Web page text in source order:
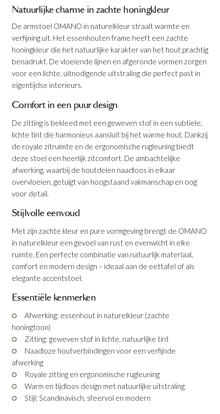
Natuurlijke charme in zachte honingkleur
De armstoel OMANO in naturelkleur straalt warmte en
verfijning uit. Het essenhouten frame heeft een zachte
honingkleur die het natuurlijke karakter van het hout prachtig
benadrukt. De vloeiende lijnen en afgeronde vormen zorgen
voor een lichte, uitnodigende uitstraling die perfect past in
eigentijdse interieurs.
Comfort in een puur design
De zitting is bekleed met een geweven stof in een subtiele,
lichte tint die harmonieus aansluit bij het warme hout. Dankzij
de royale zitruimte en de ergonomische rugleuning biedt
deze stoel een heerlijk zitcomfort. De ambachtelijke
afwerking, waarbij de houtdelen naadloos in elkaar
overvloeien, getuigt van hoogstaand vakmanschap en oog
voor detail.
Stijlvolle eenvoud
Met zijn zachte kleur en pure vormgeving brengt de OMANO
in naturelkleur een gevoel van rust en evenwicht in elke
ruimte. Een perfecte combinatie van natuurlijk materiaal,
comfort en modern design – ideaal aan de eettafel of als
elegante accentstoel.
Essentiële kenmerken
Afwerking: essenhout in naturelkleur (zachte
honingtoon)
Zitting: geweven stof in lichte, natuurlijke tint
Naadloze houtverbindingen voor een verfijnde
afwerking
Royale zitting en ergonomische rugleuning
Warm en tijdloos design met natuurlijke uitstraling
Stijl: Scandinavisch, sfeervol en modern
Armstoel Omano Ash Wood Natural
toegevoegd aan je winkelmandje
€ 235,00 incl. BTW
GA NAAR WINKELMANDJE
OF VERDER WINKELEN